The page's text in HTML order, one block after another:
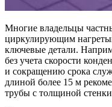
Многие владельцы
циркулирующим
ключевые детали.
без учета скорости
и сокращению срока
длиной более 15 м
трубы с толщиной